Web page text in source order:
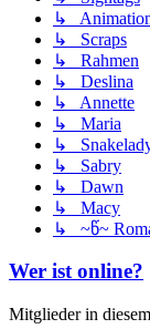
↳
↳ Scraps
↳ Rahmen
↳ Deslina
↳ Annette
↳ Maria
↳
↳ Sabry
↳ Dawn
↳ Macy
↳ ~წ~
Wer ist online?
Mitglieder in